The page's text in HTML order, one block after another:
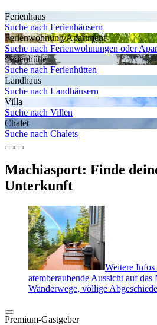
Ferienhaus
Suche nach Ferienhäusern
Ferienwohnung/Apartment
Suche nach Ferienwohnungen oder
Ferienhütte
Suche nach Ferienhütten
Landhaus
Suche nach Landhäusern
Villa
Suche nach Villen
Chalet
Suche nach Chalets
Machiasport: Finde
Unterkunft
Weitere
atemberaubende Aussicht auf das
Wanderwege, völlige
Premium-Gastgeber